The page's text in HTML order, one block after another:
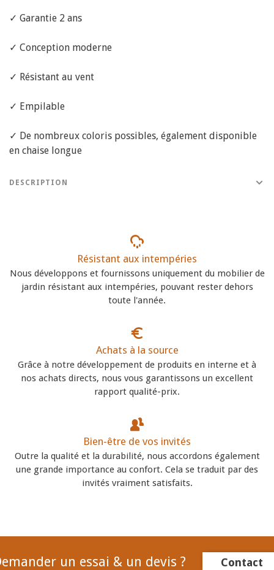
✓ Garantie 2 ans
✓ Conception moderne
✓ Résistant au vent
✓ Empilable
✓ De nombreux coloris possibles, également disponible
en chaise longue
DESCRIPTION
Résistant aux intempéries
Nous développons et fournissons uniquement du mobilier de
jardin résistant aux intempéries, pouvant rester dehors
toute l'année.
Achats à la source
Grâce à notre développement de produits en interne et à
nos achats directs, nous vous garantissons un excellent
rapport qualité-prix.
Bien-être de vos invités
Outre la qualité et la durabilité, nous accordons également
une grande importance au confort. Cela se traduit par des
invités vraiment satisfaits.
un essai & un devis ? Contact